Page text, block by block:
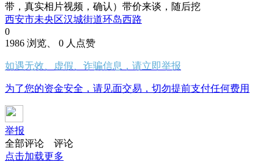
带，真实相片视频，确认）带价来谈，随后挖
西安市未央区汉城街道环岛西路
0
1986 浏览、 0 人点赞
如遇无效、虚假、诈骗信息，请立即举报
为了您的资金安全，请见面交易，切勿提前支付任何费用
举报
全部评论
评论
点击加载更多